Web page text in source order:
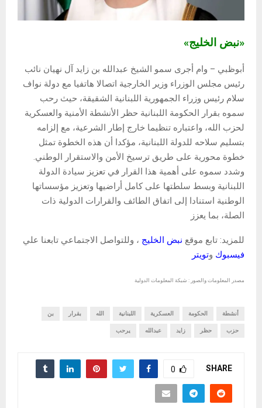
«نبض الخليج»
أبوظبي – وام أجرى سمو الشيخ عبدالله بن زايد آل نهيان نائب
رئيس مجلس الوزراء وزير الخارجية اتصالا هاتفيا مع دولة نواف
سلام رئيس وزراء الجمهورية اللبنانية الشقيقة، حيث رحب
سموه بقرار الحكومة اللبنانية حظر الأنشطة الأمنية والعسكرية
لحزب الله، واعتباره تنظيما خارج إطار الشرعية، مع إلزامه
بتسليم سلاحه للدولة اللبنانية، مؤكدا أن هذه الخطوة تمثل
خطوة محورية على طريق ترسيخ الأمن والاستقرار الوطني.
وشدد سموه على أهمية هذا القرار في تعزيز سيادة الدولة
اللبنانية وبسط سلطتها على كامل أراضيها وتعزيز مؤسساتها
الوطنية استنادا إلى اتفاق الطائف والقرارات الدولية ذات
الصلة، بما يعزز
للمزيد: تابع موقع نبض الخليج ، وللتواصل الاجتماعي تابعنا علي
فيسبوك وتويتر
مصدر المعلومات والصور : شبكة المعلومات الدولية
أنشطة الحكومة العسكرية اللبنانية الله بقرار بن
حزب حظر زايد عبدالله يرحب
SHARE
0